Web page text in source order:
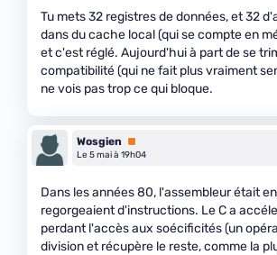
Tu mets 32 registres de données, et 32
dans du cache local (qui se compte en
et c'est réglé. Aujourd'hui à part de se
compatibilité (qui ne fait plus vraiment
ne vois pas trop ce qui bloque.
Wosgien
Premium
Le 5 mai à 19h04
Dans les années 80, l'assembleur était
regorgeaient d'instructions. Le C a
perdant l'accès aux soécificités (un
division et récupère le reste, comme la